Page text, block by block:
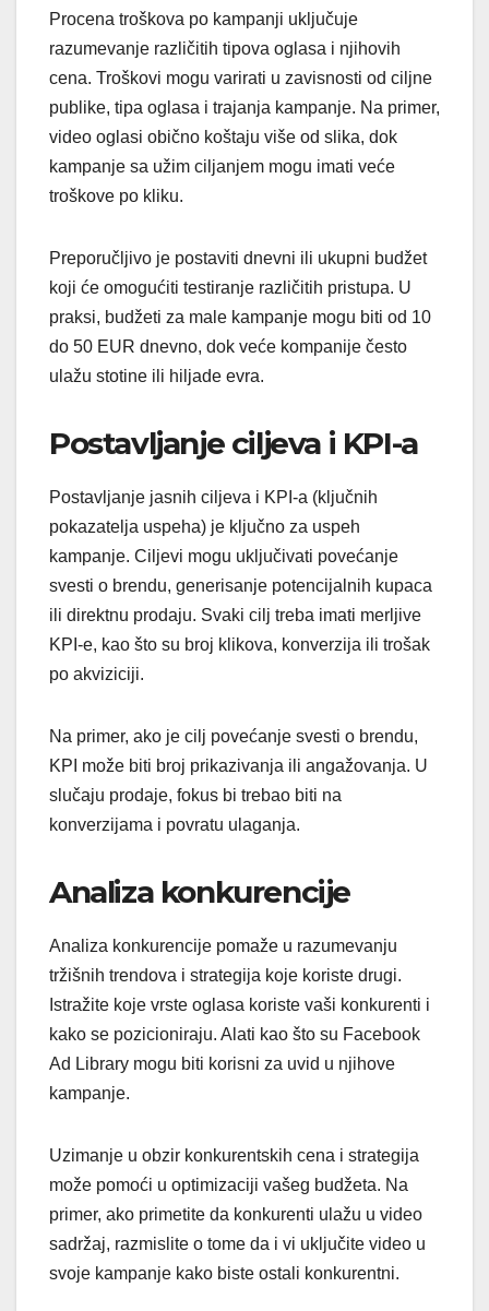
Procena troškova po kampanji uključuje
razumevanje različitih tipova oglasa i njihovih
cena. Troškovi mogu varirati u zavisnosti od ciljne
publike, tipa oglasa i trajanja kampanje. Na primer,
video oglasi obično koštaju više od slika, dok
kampanje sa užim ciljanjem mogu imati veće
troškove po kliku.
Preporučljivo je postaviti dnevni ili ukupni budžet
koji će omogućiti testiranje različitih pristupa. U
praksi, budžeti za male kampanje mogu biti od 10
do 50 EUR dnevno, dok veće kompanije često
ulažu stotine ili hiljade evra.
Postavljanje ciljeva i KPI-a
Postavljanje jasnih ciljeva i KPI-a (ključnih
pokazatelja uspeha) je ključno za uspeh
kampanje. Ciljevi mogu uključivati povećanje
svesti o brendu, generisanje potencijalnih kupaca
ili direktnu prodaju. Svaki cilj treba imati merljive
KPI-e, kao što su broj klikova, konverzija ili trošak
po akviziciji.
Na primer, ako je cilj povećanje svesti o brendu,
KPI može biti broj prikazivanja ili angažovanja. U
slučaju prodaje, fokus bi trebao biti na
konverzijama i povratu ulaganja.
Analiza konkurencije
Analiza konkurencije pomaže u razumevanju
tržišnih trendova i strategija koje koriste drugi.
Istražite koje vrste oglasa koriste vaši konkurenti i
kako se pozicioniraju. Alati kao što su Facebook
Ad Library mogu biti korisni za uvid u njihove
kampanje.
Uzimanje u obzir konkurentskih cena i strategija
može pomoći u optimizaciji vašeg budžeta. Na
primer, ako primetite da konkurenti ulažu u video
sadržaj, razmislite o tome da i vi uključite video u
svoje kampanje kako biste ostali konkurentni.